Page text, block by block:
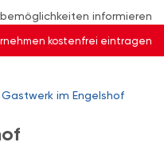
informieren
kostenfrei eintragen
Gastwerk im Engelshof